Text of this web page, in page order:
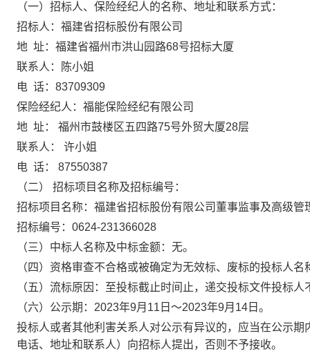
（一） 招标人、保险经纪人的名称、地址和联系方式：
招标人：福建省招标股份有限公司
地 址：福建省福州市洪山园路68号招标大厦
联系人：陈小姐
电 话： 83709309
保险经纪人：福能保险经纪有限公司
地 址： 福州市鼓楼区五四路75号外贸大厦28层
联系人：
许小姐
电 话：
87550387
（二）
招标项目名称及招标编号 ：
招标项目名称： 福建省招标股份有限公司董事监事及高级管
招标编号： 0624-231366028
（三）中标人名称及中标金额： 无。
（四） 资格审查不合格或被确定为无效标、废标的投标人名
（五） 流标原因：至投标截止时间止，递交投标文件投标人
（六）公示期： 2023年9月 11 日～2023年9月 14 日。
投标人或者其他利害关系人对公示有异议的，应当在公示
电话、地址和联系人）向招标人提出，否则不予接收。